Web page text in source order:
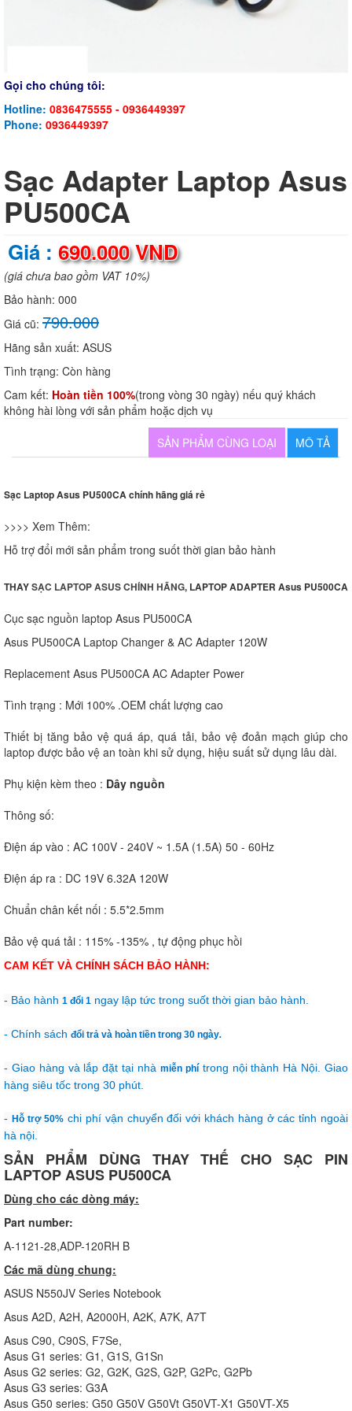
Gọi cho chúng tôi:
Hotline: 0836475555 - 0936449397
Phone: 0936449397
Sạc Adapter Laptop Asus
PU500CA
Giá : 690.000 VND
(giá chưa bao gồm VAT 10%)
Bảo hành: 000
Giá cũ: 790.000
Hãng sản xuất: ASUS
Tình trạng: Còn hàng
Cam kết: Hoàn tiền 100%(trong vòng 30 ngày) nếu quý khách
không hài lòng với sản phẩm hoặc dịch vụ
MÔ TẢ
SẢN PHẨM CÙNG LOẠI
Sạc Laptop Asus PU500CA chính hãng giá rẻ
>>>> Xem Thêm:
Hỗ trợ đổi mới sản phẩm trong suốt thời gian bảo hành
THAYSẠC LAPTOP ASUS CHÍNH HÃNG, LAPTOP ADAPTER Asus PU500CA
Cục sạc nguồn laptop Asus PU500CA
Asus PU500CA Laptop Changer & AC Adapter 120W
Replacement Asus PU500CA AC Adapter Power
Tình trạng : Mới 100% .OEM chất lượng cao
Thiết bị tăng bảo vệ quá áp, quá tải, bảo vệ đoản mạch giúp cho
laptop được bảo vệ an toàn khi sử dụng, hiệu suất sử dụng lâu dài.
Phụ kiện kèm theo : Dây nguồn
Thông số:
Điện áp vào : AC 100V - 240V ~ 1.5A (1.5A) 50 - 60Hz
Điện áp ra : DC 19V 6.32A 120W
Chuẩn chân kết nối : 5.5*2.5mm
Bảo vệ quá tải : 115% -135% , tự động phục hồi
CAM KẾT VÀ CHÍNH SÁCH BẢO HÀNH:
- Bảo hành 1 đổi 1 ngay lập tức trong suốt thời gian bảo hành.
- Chính sách đổi trả và hoàn tiền trong 30 ngày.
- Giao hàng và lắp đặt tại nhà miễn phítrong nội thành Hà Nội. Giao
hàng siêu tốc trong 30 phút.
- Hỗ trợ 50% chi phí vận chuyển đối với khách hàng ở các tỉnh ngoài
hà nội.
SẢN PHẨM DÙNG THAY THẾ CHO SẠC PIN
LAPTOP ASUS PU500CA
Dùng cho các dòng máy:
Part number:
A-1121-28,ADP-120RH B
Các mã dùng chung:
ASUS N550JV Series Notebook
Asus A2D, A2H, A2000H, A2K, A7K, A7T
Asus C90, C90S, F7Se,
Asus G1 series: G1, G1S, G1Sn
Asus G2 series: G2, G2K, G2S, G2P, G2Pc, G2Pb
Asus G3 series: G3A
Asus G50 series: G50 G50V G50Vt G50VT-X1 G50VT-X5